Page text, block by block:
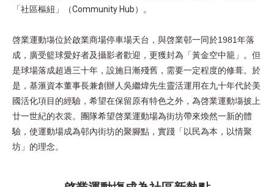
「社區樞紐」（Community Hub）。
啓業運動塲位於啟業商場停車場天台，與啓業邨一同於1981年落
成，廣受籃球愛好者及攝影者歡迎，更獲封為「黃金空中籠」。但
是球場落成超過三十年，設施日漸殘舊，需要一定程度的修葺。於
是，基滙資本董事長兼創辦人吳繼煒先生靈活運用在九十年代於美
國活化項目的經驗，希望在保留原有特色之外，為啓業運動塲披上
廿一世紀的衣裳。團隊希望啓業運動場為街坊帶來煥然一新的體
驗，使運動場成為邨內街坊的聚腳點，實踐「以民為本，以情聚
坊」的理念。